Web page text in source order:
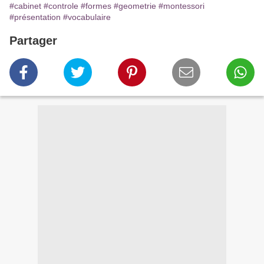
#cabinet #controle #formes #geometrie #montessori
#présentation #vocabulaire
Partager